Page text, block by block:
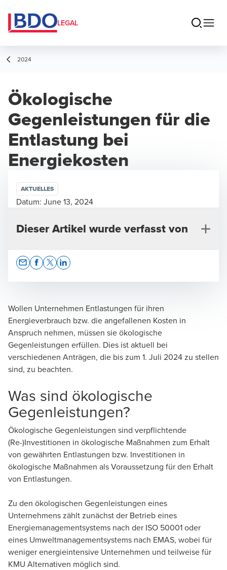
LEGAL
2024
Ökologische
Gegenleistungen für die
Entlastung bei
Energiekosten
Wollen Unternehmen Entlastungen für ihren
Energieverbrauch bzw. die angefallenen Kosten in
Anspruch nehmen, müssen sie ökologische
Gegenleistungen erfüllen. Dies ist aktuell bei
verschiedenen Anträgen, die bis zum 1. Juli 2024 zu stellen
sind, zu beachten.
Was sind ökologische
Gegenleistungen?
Ökologische Gegenleistungen sind verpflichtende
(Re-)Investitionen in ökologische Maßnahmen zum Erhalt
von gewährten Entlastungen bzw. Investitionen in
ökologische Maßnahmen als Voraussetzung für den Erhalt
von Entlastungen.
Zu den ökologischen Gegenleistungen eines
Unternehmens zählt zunächst der Betrieb eines
Energiemanagementsystems nach der ISO 50001 oder
eines Umweltmanagementsystems nach EMAS, wobei für
weniger energieintensive Unternehmen und teilweise für
KMU Alternativen möglich sind.
AKTUELLES
Datum: June 13, 2024
Dieser Artikel wurde verfasst von
Dr. Christian Hampel, Attorney-at-Law New York
Rechtsanwalt | Partner
Dr. Sandra Flemming
Rechtsanwältin
Antonia Bürger
Rechtsanwältin